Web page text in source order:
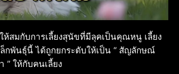
ห้สมกับการเลี้ยงสุนัขที่มีลุคเป็นคุณหนู เลี้ยง
กพันธุ์นี้ ได้ถูกยกระดับให้เป็น “ สัญลักษณ์
” ให้กับคนเลี้ยง